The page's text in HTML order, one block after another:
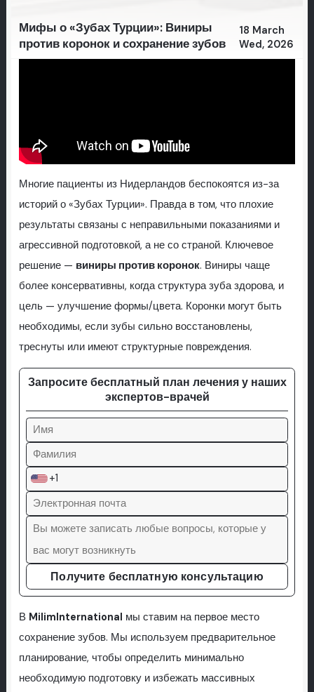
Мифы о «Зубах Турции»: Виниры
против коронок и сохранение зубов
18 March
Wed, 2026
Многие пациенты из Нидерландов беспокоятся из-за
историй о «Зубах Турции». Правда в том, что плохие
результаты связаны с неправильными показаниями и
агрессивной подготовкой, а не со страной. Ключевое
решение — виниры против коронок. Виниры чаще
более консервативны, когда структура зуба здорова, и
цель — улучшение формы/цвета. Коронки могут быть
необходимы, если зубы сильно восстановлены,
треснуты или имеют структурные повреждения.
Запросите бесплатный план лечения у наших
экспертов-врачей
+1
Получите бесплатную консультацию
В MilimInternational мы ставим на первое место
сохранение зубов. Мы используем предварительное
планирование, чтобы определить минимально
необходимую подготовку и избежать массивных